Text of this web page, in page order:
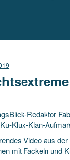
Redaktor
Klux-Klan-
Video aus
mit Fackeln und